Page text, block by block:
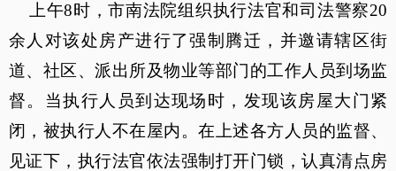
上午8时，市南法院组织执行法官和司法警察20
余人对该处房产进行了强制腾迁，并邀请辖区街
道、社区、派出所及物业等部门的工作人员到场监
督。当执行人员到达现场时，发现该房屋大门紧
闭，被执行人不在屋内。在上述各方人员的监督、
见证下，执行法官依法强制打开门锁，认真清点房